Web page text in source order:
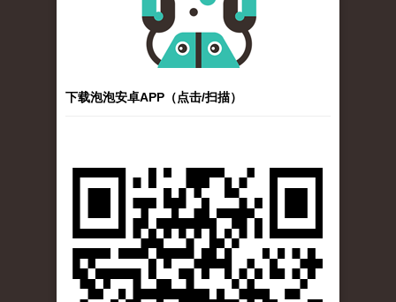
下载泡泡安卓APP（点击/扫描）